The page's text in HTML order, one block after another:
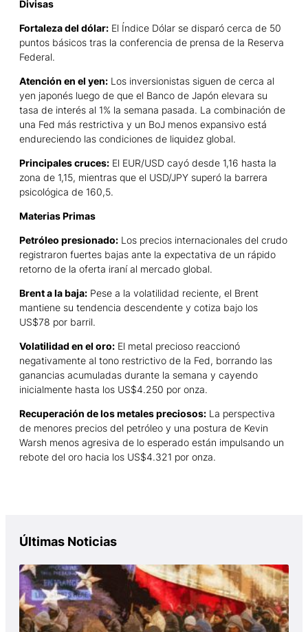
Divisas
Fortaleza del dólar: El Índice Dólar se disparó cerca de 50
puntos básicos tras la conferencia de prensa de la Reserva
Federal.
Atención en el yen: Los inversionistas siguen de cerca al
yen japonés luego de que el Banco de Japón elevara su
tasa de interés al 1% la semana pasada. La combinación de
una Fed más restrictiva y un BoJ menos expansivo está
endureciendo las condiciones de liquidez global.
Principales cruces: El EUR/USD cayó desde 1,16 hasta la
zona de 1,15, mientras que el USD/JPY superó la barrera
psicológica de 160,5.
Materias Primas
Petróleo presionado: Los precios internacionales del crudo
registraron fuertes bajas ante la expectativa de un rápido
retorno de la oferta iraní al mercado global.
Brent a la baja: Pese a la volatilidad reciente, el Brent
mantiene su tendencia descendente y cotiza bajo los
US$78 por barril.
Volatilidad en el oro: El metal precioso reaccionó
negativamente al tono restrictivo de la Fed, borrando las
ganancias acumuladas durante la semana y cayendo
inicialmente hasta los US$4.250 por onza.
Recuperación de los metales preciosos: La perspectiva
de menores precios del petróleo y una postura de Kevin
Warsh menos agresiva de lo esperado están impulsando un
rebote del oro hacia los US$4.321 por onza.
Últimas Noticias